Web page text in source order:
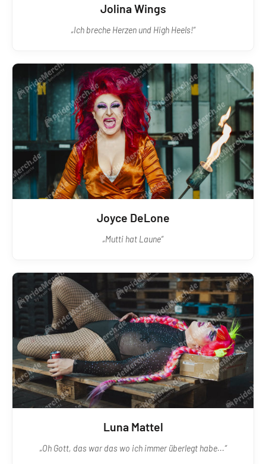
Jolina Wings
„Ich breche Herzen und High Heels!“
Joyce DeLone
„Mutti hat Laune“
Luna Mattel
„Oh Gott, das war das wo ich immer überlegt habe...“